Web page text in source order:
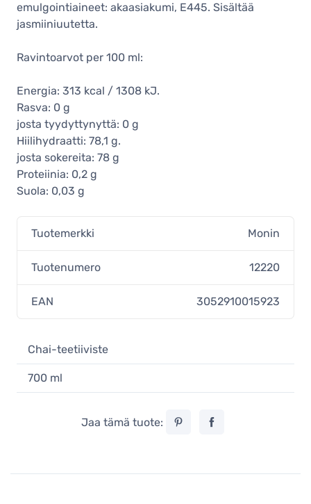
emulgointiaineet: akaasiakumi, E445. Sisältää
jasmiiniuutetta.
Ravintoarvot per 100 ml:
Energia: 313 kcal / 1308 kJ.
Rasva: 0 g
josta tyydyttynyttä: 0 g
Hiilihydraatti: 78,1 g.
josta sokereita: 78 g
Proteiinia: 0,2 g
Suola: 0,03 g
Tuotemerkki Monin
Tuotenumero 12220
EAN 3052910015923
Chai-teetiiviste
700 ml
Jaa tämä tuote: